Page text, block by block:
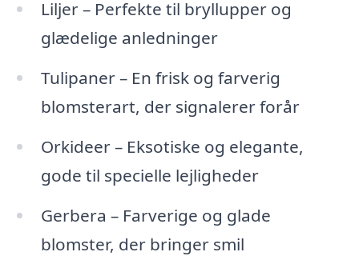
Liljer – Perfekte til bryllupper og
glædelige anledninger
Tulipaner – En frisk og farverig
blomsterart, der signalerer forår
Orkideer – Eksotiske og elegante,
gode til specielle lejligheder
Gerbera – Farverige og glade
blomster, der bringer smil